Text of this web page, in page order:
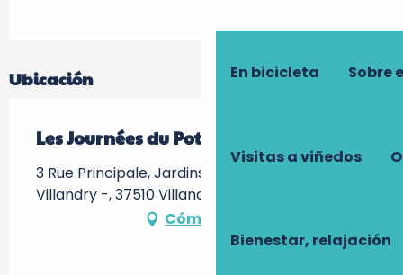
En bicicleta Sobre
Visitas a viñedos
Bienestar, relajación
Ubicación
Les Journées du Potager
3 Rue Principale, Jardins du Château de
Villandry -, 37510 Villandry
Cómo llegar